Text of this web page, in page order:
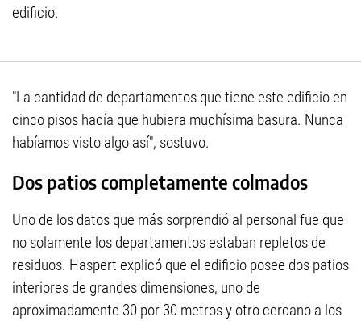
edificio.
"La cantidad de departamentos que tiene este edificio en
cinco pisos hacía que hubiera muchísima basura. Nunca
habíamos visto algo así", sostuvo.
Dos patios completamente colmados
Uno de los datos que más sorprendió al personal fue que
no solamente los departamentos estaban repletos de
residuos. Haspert explicó que el edificio posee dos patios
interiores de grandes dimensiones, uno de
aproximadamente 30 por 30 metros y otro cercano a los